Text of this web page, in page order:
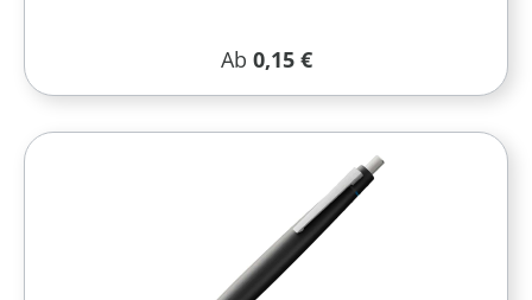
Regulärer Preis:
Ab 0,15 €